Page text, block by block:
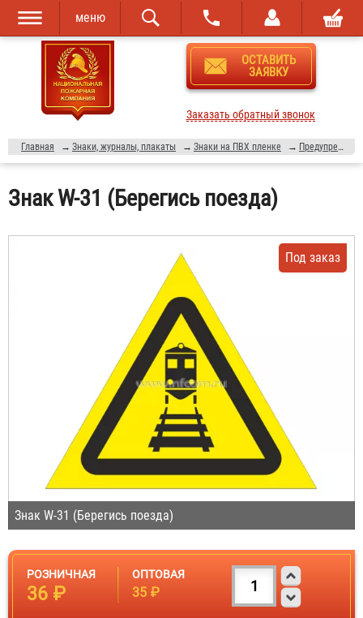
Перейти к
основному
содержанию
Skip to
navigation
меню
ОСТАВИТЬ
ЗАЯВКУ
Заказать обратный звонок
Главная → Знаки, журналы, плакаты → Знаки на ПВХ пленке → Предупреждающие знаки
Знак W-31 (Берегись поезда)
Знак W-31 (Берегись поезда)
Под заказ
РОЗНИЧНАЯ
36 ₽
ОПТОВАЯ
35 ₽